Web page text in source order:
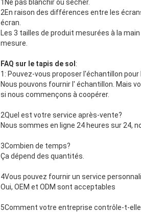
1Ne pas blanchir ou sécher.
2En raison des différences entre les
écran.
Les 3 tailles de produit mesurées à la
mesure.
FAQ sur le tapis de sol :
1: Pouvez-vous proposer l'échantillon
Nous pouvons fournir l' échantillon. Mais
si nous commençons à coopérer.
2Quel est votre service après-vente?
Nous sommes en ligne 24 heures sur 24,
3Combien de temps?
Ça dépend des quantités.
4Vous pouvez fournir un service
Oui, OEM et ODM sont acceptables
5Comment votre entreprise contrôle-t-